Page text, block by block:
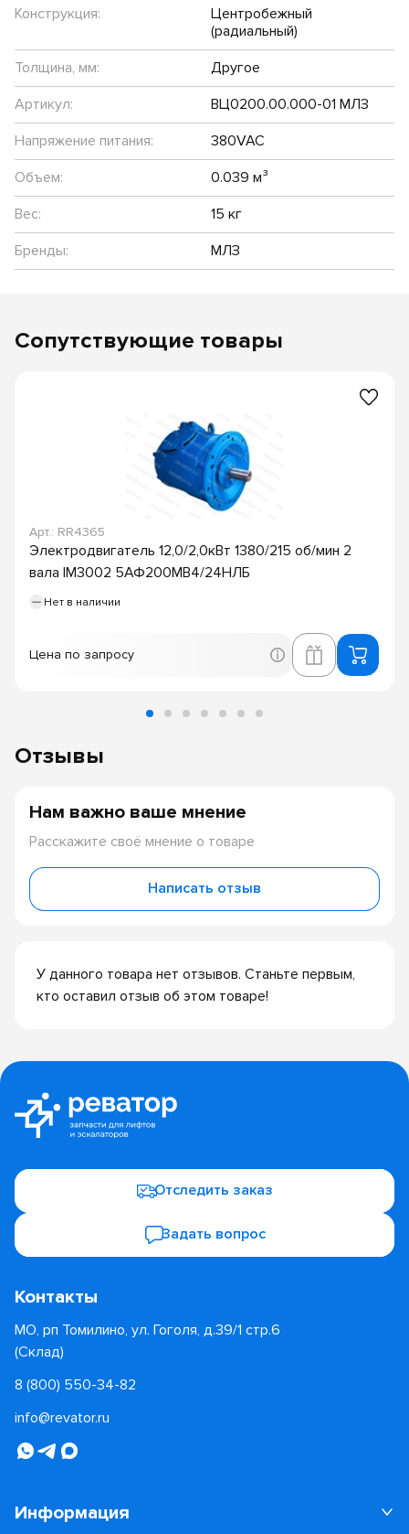
Конструкция:
Центробежный
(радиальный)
Толщина, мм:
Другое
Артикул:
ВЦ0200.00.000-01 МЛЗ
Напряжение питания:
380VAC
Объем:
0.039 м³
Вес:
15 кг
Бренды:
МЛЗ
Сопутствующие товары
Арт.: RR4365
Электродвигатель 12,0/2,0кВт 1380/215 об/мин 2
вала IM3002 5АФ200МВ4/24НЛБ
Нет в наличии
Цена по запросу
Отзывы
У данного товара нет отзывов. Станьте первым,
кто оставил отзыв об этом товаре!
Нам важно ваше мнение
Расскажите своё мнение о товаре
Написать отзыв
Отследить заказ
Задать вопрос
Контакты
МО, рп Томилино, ул. Гоголя, д.39/1 стр.6
(Склад)
8 (800) 550-34-82
info@revator.ru
Информация